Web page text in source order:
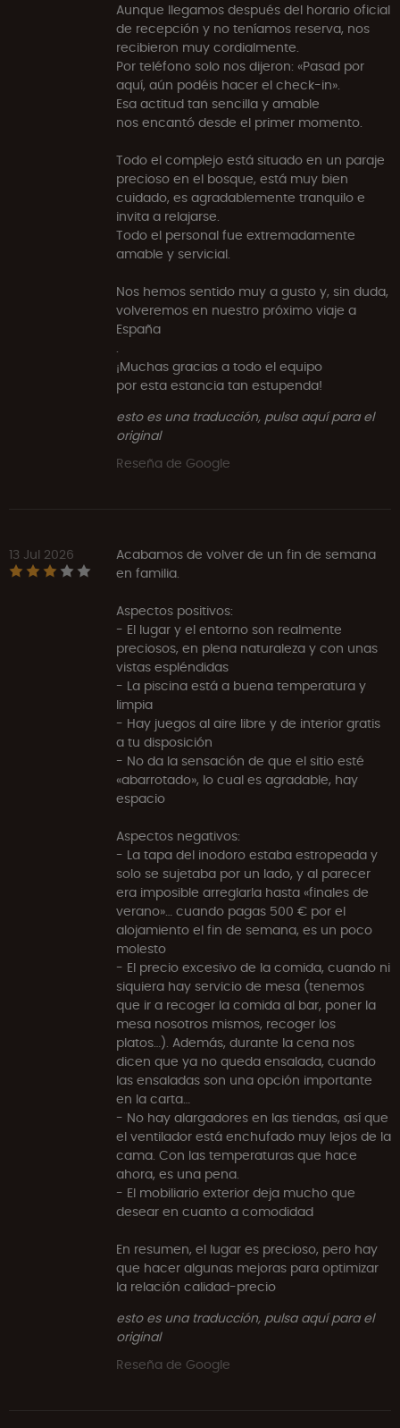
Aunque llegamos después del horario oficial
de recepción y no teníamos reserva, nos
recibieron muy cordialmente.
Por teléfono solo nos dijeron: «Pasad por
aquí, aún podéis hacer el check-in».
Esa actitud tan sencilla y amable
nos encantó desde el primer momento.
Todo el complejo está situado en un paraje
precioso en el bosque, está muy bien
cuidado, es agradablemente tranquilo e
invita a relajarse.
Todo el personal fue extremadamente
amable y servicial.
Nos hemos sentido muy a gusto y, sin duda,
volveremos en nuestro próximo viaje a
España
.
¡Muchas gracias a todo el equipo
por esta estancia tan estupenda!
esto es una traducción, pulsa aquí para el
original
Reseña de Google
13 Jul 2026
Acabamos de volver de un fin de semana
en familia.
Aspectos positivos:
- El lugar y el entorno son realmente
preciosos, en plena naturaleza y con unas
vistas espléndidas
- La piscina está a buena temperatura y
limpia
- Hay juegos al aire libre y de interior gratis
a tu disposición
- No da la sensación de que el sitio esté
«abarrotado», lo cual es agradable, hay
espacio
Aspectos negativos:
- La tapa del inodoro estaba estropeada y
solo se sujetaba por un lado, y al parecer
era imposible arreglarla hasta «finales de
verano»… cuando pagas 500 € por el
alojamiento el fin de semana, es un poco
molesto
- El precio excesivo de la comida, cuando ni
siquiera hay servicio de mesa (tenemos
que ir a recoger la comida al bar, poner la
mesa nosotros mismos, recoger los
platos…). Además, durante la cena nos
dicen que ya no queda ensalada, cuando
las ensaladas son una opción importante
en la carta…
- No hay alargadores en las tiendas, así que
el ventilador está enchufado muy lejos de la
cama. Con las temperaturas que hace
ahora, es una pena.
- El mobiliario exterior deja mucho que
desear en cuanto a comodidad
En resumen, el lugar es precioso, pero hay
que hacer algunas mejoras para optimizar
la relación calidad-precio
esto es una traducción, pulsa aquí para el
original
Reseña de Google